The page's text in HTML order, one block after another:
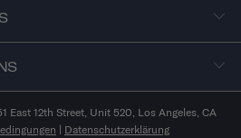
East 12th Street, Unit 520, Los Angeles, CA
| Datenschutzerklärung